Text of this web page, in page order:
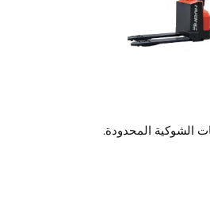
الشوكية المحدودة.